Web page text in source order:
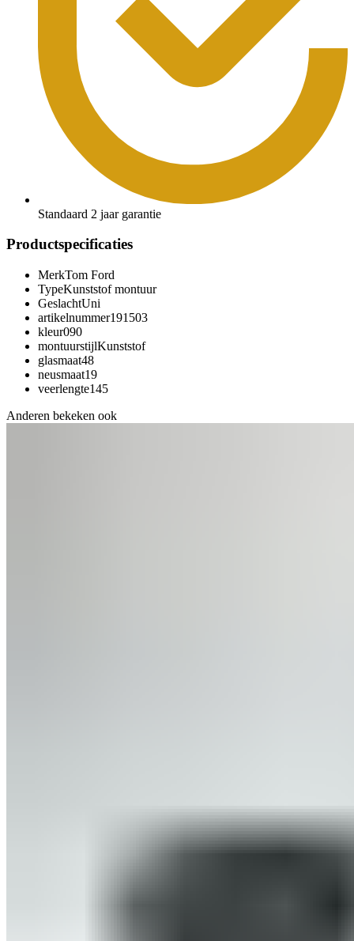
Standaard 2 jaar garantie
Productspecificaties
MerkTom Ford
TypeKunststof montuur
GeslachtUni
artikelnummer191503
kleur090
montuurstijlKunststof
glasmaat48
neusmaat19
veerlengte145
Anderen bekeken ook